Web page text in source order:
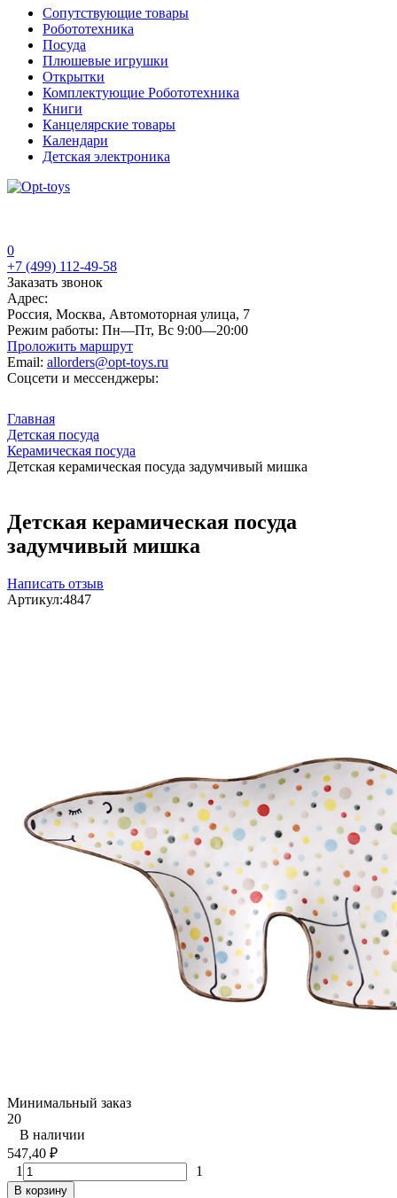
Сопутствующие товары
Робототехника
Посуда
Плюшевые игрушки
Открытки
Комплектующие Робототехника
Книги
Канцелярские товары
Календари
Детская электроника
0
+7 (499) 112-49-58
Заказать звонок
Адрес:
Россия, Москва, Автомоторная улица, 7
Режим работы: Пн—Пт, Вс 9:00—20:00
Проложить маршрут
Email: allorders@opt-toys.ru
Соцсети и мессенджеры:
Главная
Детская посуда
Керамическая посуда
Детская керамическая посуда задумчивый мишка
Детская керамическая посуда
задумчивый мишка
Написать отзыв
Артикул:4847
Минимальный заказ
20
В наличии
547,40 ₽
1
1
В корзину